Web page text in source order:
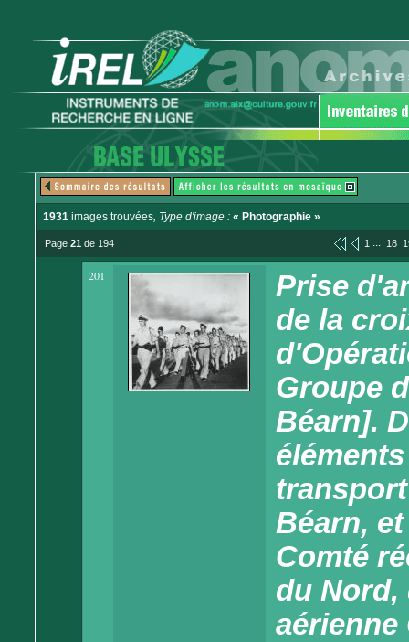
1931 images trouvées, Type d'image : « Photographie »
Page 21 de 194 1 ... 18
201
Prise
de la
Groupe
Béarn].
Béarn,
Comté
du Nord,
aérienne